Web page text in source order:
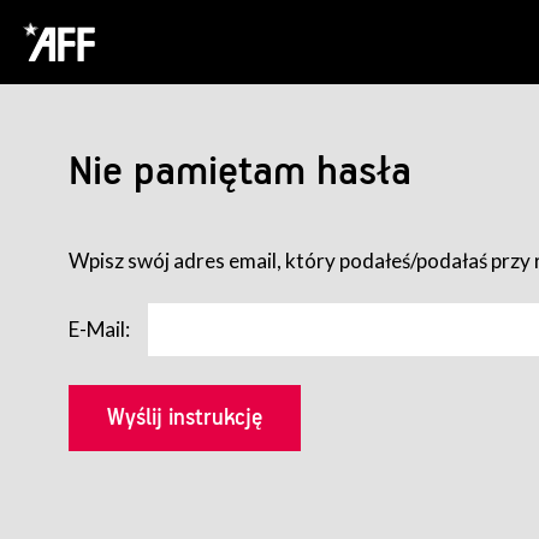
Nie pamiętam hasła
Wpisz swój adres email, który podałeś/podałaś
E-Mail: